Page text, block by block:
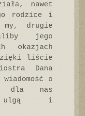
nawet
rodzice i
drugie
jego
okazjach
liście
siostra Dana
o
dla nas
ulgą i